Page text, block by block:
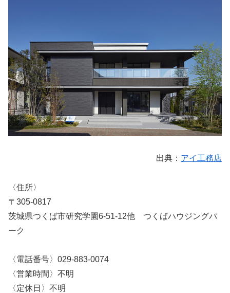
出典： アイ工務店
〈住所〉
〒305-0817
茨城県つくば市研究学園6-51-12他 つくばハウジングパ
ーク
〈電話番号〉029-883-0074
〈営業時間〉不明
〈定休日〉不明